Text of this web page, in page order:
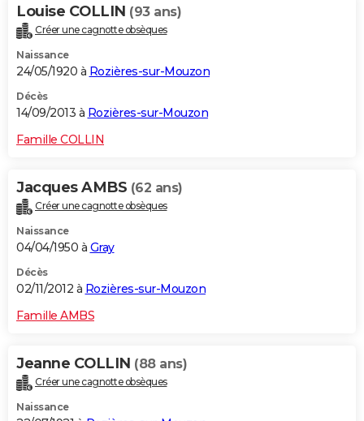
Louise COLLIN (93 ans)
Créer une cagnotte obsèques
Naissance
24/05/1920 à Rozières-sur-Mouzon
Décès
14/09/2013 à Rozières-sur-Mouzon
Famille COLLIN
Jacques AMBS (62 ans)
Créer une cagnotte obsèques
Naissance
04/04/1950 à Gray
Décès
02/11/2012 à Rozières-sur-Mouzon
Famille AMBS
Jeanne COLLIN (88 ans)
Créer une cagnotte obsèques
Naissance